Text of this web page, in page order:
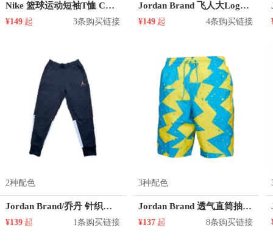
Nike 篮球运动短袖T恤 CW7087
¥149 起 3条购买链接
Jordan Brand 飞人大Logo撞色三角运动短裤 CZ2507
¥149 起 4条购买链接
2种配色
Jordan Brand/乔丹 针织长裤 884204
¥139 起 1条购买链接
3种配色
Jordan Brand 透气直筒抽绳梭织运动短裤 CJ4702
¥137 起 8条购买链接